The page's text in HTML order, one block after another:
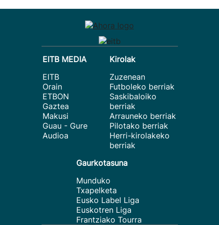
EITB MEDIA
EITB
Orain
ETBON
Gaztea
Makusi
Guau - Gure
Audioa
Kirolak
Zuzenean
Futboleko berriak
Saskibaloiko
berriak
Arrauneko berriak
Pilotako berriak
Herri-kirolakeko
berriak
Gaurkotasuna
Munduko
Txapelketa
Eusko Label Liga
Euskotren Liga
Frantziako Tourra